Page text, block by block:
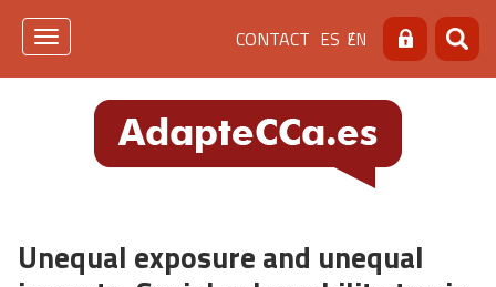
Skip
Menú
de
cabecera
[contacto]
CONTACT ES EN Search
Toggle
Unequal exposure and unequal